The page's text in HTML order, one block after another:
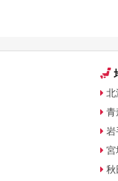
北
青
岩
宮
秋